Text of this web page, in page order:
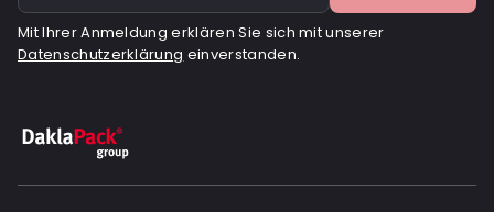
Letter post: Ja
Road Transport: Ja
Mit Ihrer Anmeldung erklären Sie sich mit unserer
Datenschutzerklärung einverstanden.